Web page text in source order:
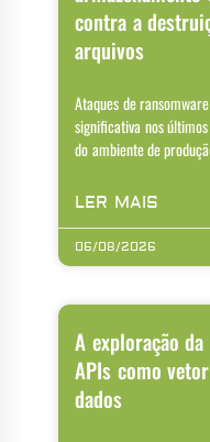
contra a
arquivos
Ataques de
significativa nos
do ambiente de
LER MAIS
06/08/2026
A exploração
APIs como
dados